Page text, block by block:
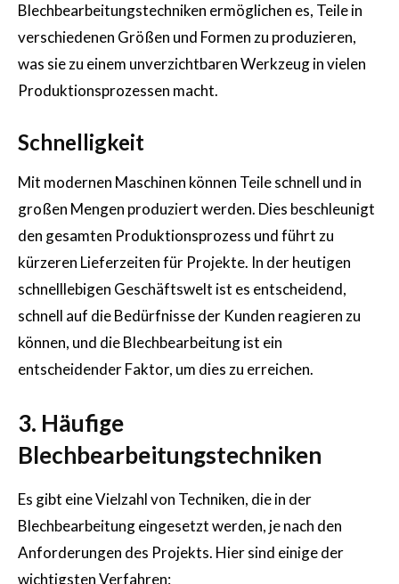
Blechbearbeitungstechniken ermöglichen es, Teile in
verschiedenen Größen und Formen zu produzieren,
was sie zu einem unverzichtbaren Werkzeug in vielen
Produktionsprozessen macht.
Schnelligkeit
Mit modernen Maschinen können Teile schnell und in
großen Mengen produziert werden. Dies beschleunigt
den gesamten Produktionsprozess und führt zu
kürzeren Lieferzeiten für Projekte. In der heutigen
schnelllebigen Geschäftswelt ist es entscheidend,
schnell auf die Bedürfnisse der Kunden reagieren zu
können, und die Blechbearbeitung ist ein
entscheidender Faktor, um dies zu erreichen.
3. Häufige
Blechbearbeitungstechniken
Es gibt eine Vielzahl von Techniken, die in der
Blechbearbeitung eingesetzt werden, je nach den
Anforderungen des Projekts. Hier sind einige der
wichtigsten Verfahren: